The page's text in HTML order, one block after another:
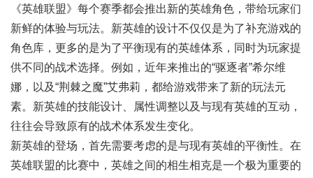
《英雄联盟》每个赛季都会推出新的英雄角色，带给玩家们
新鲜的体验与玩法。新英雄的设计不仅仅是为了补充游戏的
角色库，更多的是为了平衡现有的英雄体系，同时为玩家提
供不同的战术选择。例如，近年来推出的“驱逐者”希尔维
娜，以及“荆棘之魔”艾弗莉，都给游戏带来了新的玩法元
素。新英雄的技能设计、属性调整以及与现有英雄的互动，
往往会导致原有的战术体系发生变化。
新英雄的登场，首先需要考虑的是与现有英雄的平衡性。在
英雄联盟的比赛中，英雄之间的相生相克是一个极为重要的